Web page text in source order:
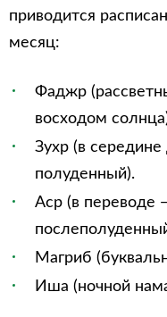
приводится
месяц:
Фаджр
восходом
Зухр (в
полуденный).
Аср (в переводе
Магриб
Иша (ночной